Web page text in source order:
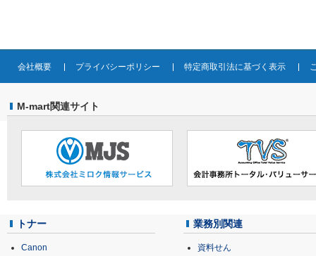
会社概要 プライバシーポリシー 特定商取引法に基づく表示
M-mart関連サイト
トナー
Canon
業務別関連
資料せん